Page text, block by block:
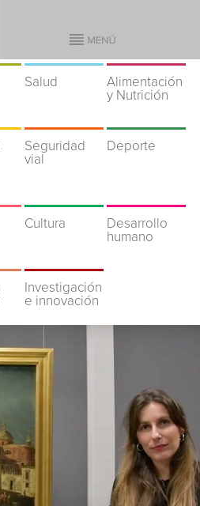
Salud
Alimentación
y Nutrición
Seguridad
vial
Deporte
Cultura
Desarrollo
humano
Investigación
e innovación